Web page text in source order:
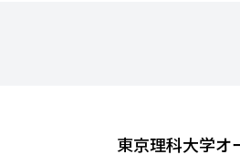
東京理科大学オ